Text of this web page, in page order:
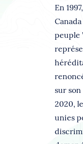
En
peuple
sur
2020,
unies